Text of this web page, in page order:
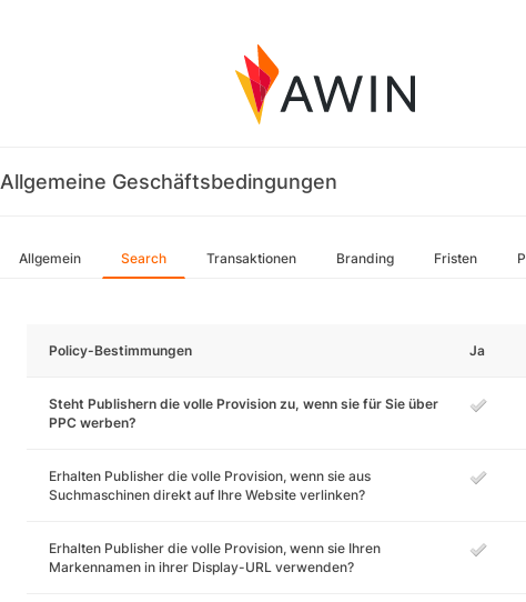
Allgemeine Geschäftsbedingungen
Allgemein Search Transaktionen Branding Fristen
Policy-Bestimmungen Ja
Steht Publishern die volle Provision zu, wenn sie für Sie über
PPC werben?
Erhalten Publisher die volle Provision, wenn sie aus
Suchmaschinen direkt auf Ihre Website verlinken?
Erhalten Publisher die volle Provision, wenn sie Ihren
Markennamen in ihrer Display-URL verwenden?